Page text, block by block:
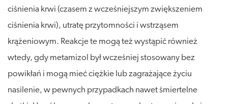
ciśnienia krwi (czasem z wcześniejszym zwiększeniem
ciśnienia krwi), utratę przytomności i wstrząsem
krążeniowym. Reakcje te mogą też wystąpić również
wtedy, gdy metamizol był wcześniej stosowany bez
powikłań i mogą mieć ciężkie lub zagrażające życiu
nasilenie, w pewnych przypadkach nawet śmiertelne